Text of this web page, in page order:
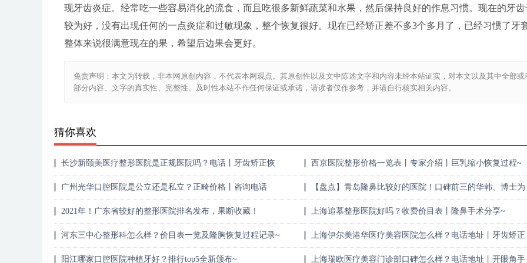
现牙齿炎症。经常吃一些容易消化的流食，而且吃很多新鲜蔬菜和水果，然后保持良好的作息习惯。现在的牙
较为好，没有出现任何的一点炎症和过敏现象，整个恢复很好。现在已经矫正差不多3个多月了，已经习惯了牙
整体来说很满意现在的果，希望后边果会更好。
免责声明：本文为转载，非本网原创内容，不代表本网观点。其原创性以及文中陈述文字和内容未经本站证实，对本文以及其中全部或
部分内容、文字的真实性、完整性、及时性本站不作任何保证或承诺，请读者仅作参考，并请自行核实相关内容。
猜你喜欢
长沙新颐美医疗整形医院是正规医院吗？电话丨牙齿矫正恢
西京医院整形价格一览表丨专家介绍丨巨乳缩小恢复过程~
广州光华口腔医院是公立还是私立？正畸价格丨咨询电话
【盘点】青岛隆鼻比较好的医院！口碑前三的华韩、博士为
2021年！广东省较好的整形医院排名发布，果断收藏！
上海追慕整形医院好吗？收费价目表丨隆鼻手术分享~
河东三中心整形科怎么样？价目表一览及隆胸恢复过程记录~
上海伊尔美港华医疗美容医院怎么样？电话地址丨牙齿矫正
阳江哪家口腔医院种植牙好？排行top5全新颁布~
上海瑞欧医疗美容门诊部口碑怎么样？电话地址丨开眼角手